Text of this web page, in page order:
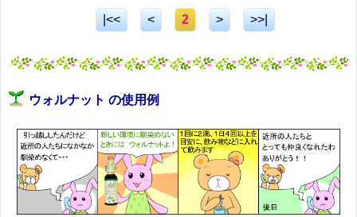
|<< < 2 > >>|
ウォルナット の使用例